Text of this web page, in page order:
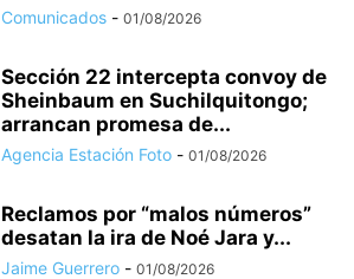
Comunicados - 01/08/2026
Sección 22 intercepta convoy de
Sheinbaum en Suchilquitongo;
arrancan promesa de...
Agencia Estación Foto - 01/08/2026
Reclamos por “malos números”
desatan la ira de Noé Jara y...
Jaime Guerrero - 01/08/2026